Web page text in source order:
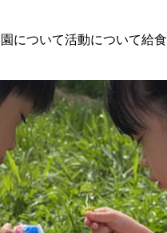
園について活動について給食
子育て支援